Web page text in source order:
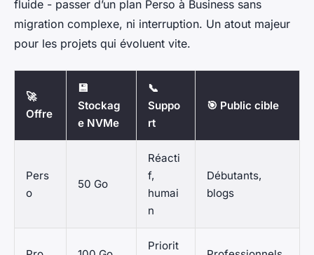
fluide - passer d’un plan Perso à Business sans
migration complexe, ni interruption. Un atout majeur
pour les projets qui évoluent vite.
🚀
Offre
💾
Stockag
e NVMe
📞
Suppo
rt
🎯 Public cible
Pers
o
50 Go
Réacti
f,
humai
n
Débutants,
blogs
Priorit